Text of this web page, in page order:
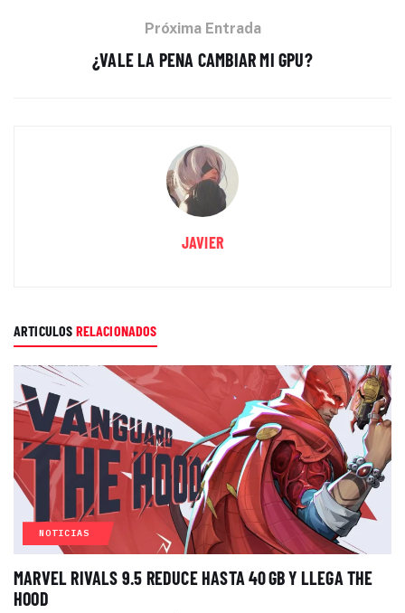
Próxima Entrada
¿VALE LA PENA CAMBIAR MI GPU?
JAVIER
ARTICULOS RELACIONADOS
NOTICIAS
MARVEL RIVALS 9.5 REDUCE HASTA 40 GB Y LLEGA THE
HOOD